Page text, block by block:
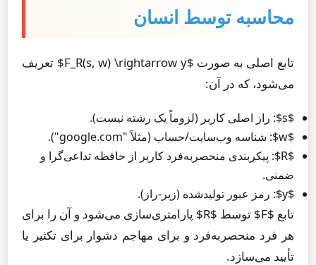
محاسبه توسط انسان
تابع اصلی به صورت $F_R(s, w) \rightarrow y$ تعریف
می‌شود، که در آن:
$s$: راز اصلی کاربر (لزوماً یک رشته نیست).
$w$: شناسه وب‌سایت/حساب (مثلاً "google.com").
$R$: پیکربندی منحصربه‌فرد کاربر از حافظه تداعی‌گرا و
ضمنی.
$y$: رمز عبور تولیدشده (زیر-راز).
تابع $F$ توسط $R$ پارامتری‌سازی می‌شود و آن را برای
هر فرد منحصربه‌فرد و برای مهاجم دشوار برای تکثیر یا
تأیید می‌سازد.